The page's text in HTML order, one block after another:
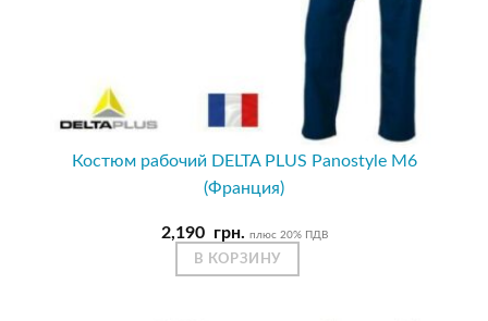
Костюм рабочий DELTA PLUS Panostyle M6
(Франция)
2,190 грн. плюс 20% ПДВ
В КОРЗИНУ